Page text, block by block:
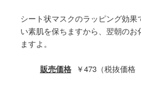
シート状マスクのラッピング効
い素肌を保ちますから、翌朝の
ますよ。
販売価格￥473（税抜価格